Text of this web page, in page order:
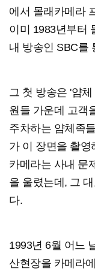
에서 몰래카메라
이미 1983년부터
내 방송인 SBC를
그 첫 방송은 '얌
원들 가운데 고객
주차하는 얌체족
가 이 장면을 촬영
카메라는 사내 문
을 울렸는데, 그
다.
1993년 6월 어느
산현장을 카메라